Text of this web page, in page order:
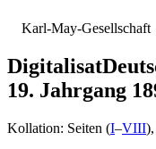
Karl-May-Gesellschaft
Digitalisat
19. Jahrgang
Kollation: Seiten (I–VIII),